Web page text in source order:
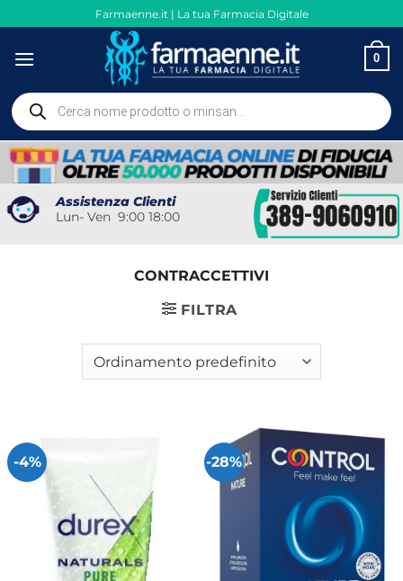
ai
contenuti
Farmaenne.it | La tua Farmacia Digitale
0
Ricerca
prodotti
Assistenza Clienti
Lun- Ven 9:00 18:00
CONTRACCETTIVI
FILTRA
-4% -28%